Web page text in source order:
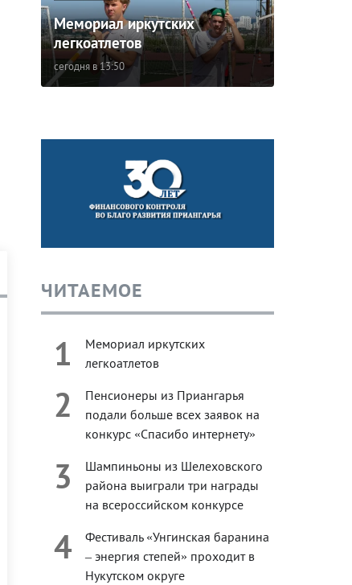
Мемориал иркутских
легкоатлетов
сегодня в 13:50
ЧИТАЕМОЕ
1
Мемориал иркутских
легкоатлетов
2
Пенсионеры из Приангарья
подали больше всех заявок на
конкурс «Спасибо интернету»
3
Шампиньоны из Шелеховского
района выиграли три награды
на всероссийском конкурсе
4
Фестиваль «Унгинская баранина
– энергия степей» проходит в
Нукутском округе